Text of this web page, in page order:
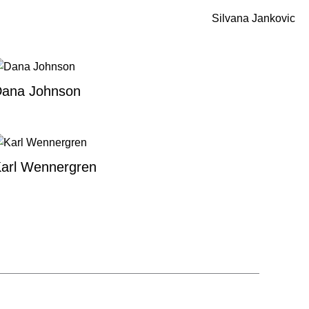
Silvana Jankovic
Johnson
Wennergren